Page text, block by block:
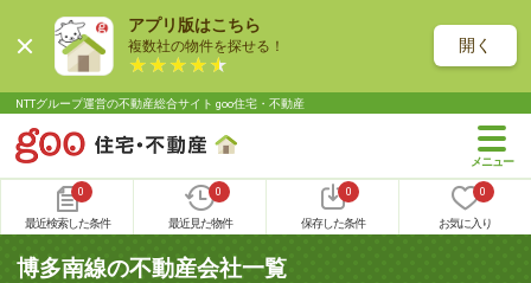
アプリ版はこちら
複数社の物件を探せる！ 開く
NTTグループ運営の不動産総合サイト goo住宅・不動産
0
最近検索した条件
0
最近見た物件
0
保存した条件
0
お気に入り
博多南線の不動産会社一覧